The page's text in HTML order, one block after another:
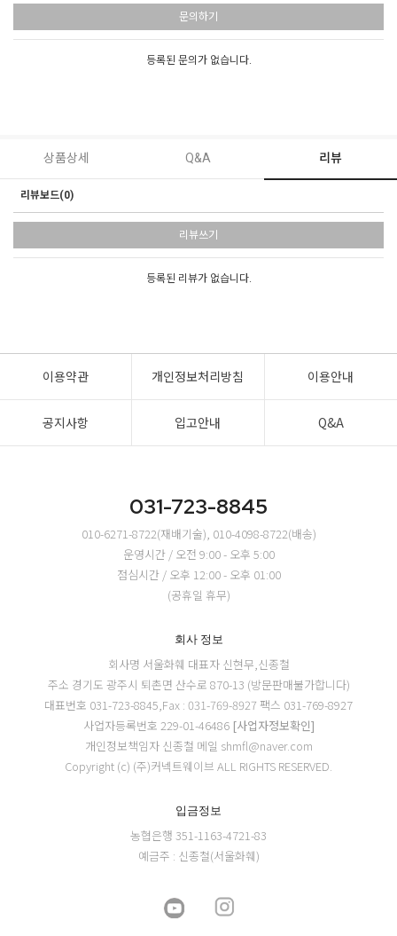
문의하기
등록된 문의가 없습니다.
상품상세 Q&A 리뷰
리뷰보드(0)
리뷰쓰기
등록된 리뷰가 없습니다.
이용약관 개인정보처리방침 이용안내
공지사항 입고안내 Q&A
031-723-8845
010-6271-8722(재배기술), 010-4098-8722(배송)
운영시간 / 오전 9:00 - 오후 5:00
점심시간 / 오후 12:00 - 오후 01:00
(공휴일 휴무)
회사 정보
회사명 서울화훼 대표자 신현무,신종철
주소 경기도 광주시 퇴촌면 산수로 870-13 (방문판매불가합니다)
대표번호 031-723-8845,Fax : 031-769-8927 팩스 031-769-8927
사업자등록번호 229-01-46486 [사업자정보확인]
개인정보책임자 신종철 메일 shmfl@naver.com
Copyright (c) (주)커넥트웨이브 ALL RIGHTS RESERVED.
입금정보
농협은행 351-1163-4721-83
예금주 : 신종철(서울화훼)